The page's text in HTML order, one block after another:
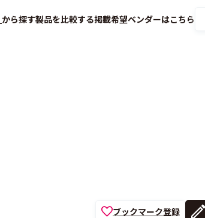
から探す製品を比較する掲載希望ベンダーはこちら
ブックマーク登録